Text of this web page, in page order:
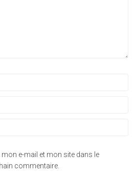
e-mail et mon site dans le
commentaire.